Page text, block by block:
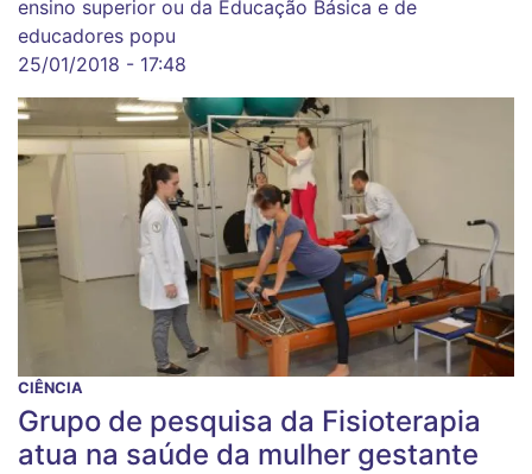
ensino superior ou da Educação Básica e de
educadores popu
25/01/2018 - 17:48
CIÊNCIA
Grupo de pesquisa da Fisioterapia
atua na saúde da mulher gestante